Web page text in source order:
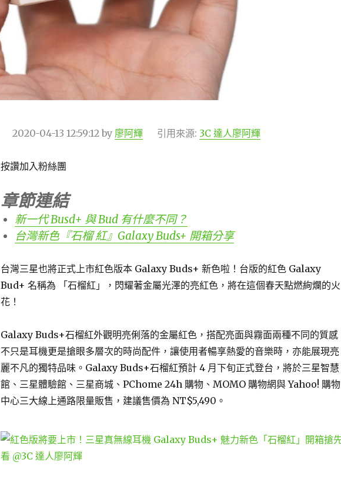
2020-04-13 12:59:12by 廖阿輝 引用來源: 3C 達人廖阿輝
按讚加入粉絲團
章節連結
新一代 Busd+ 與 Bud 有什麼不同？
台灣新色『石榴 紅』Galaxy Buds+ 開箱分享
台灣三星也將正式上市紅色版本 Galaxy Buds+ 新色啦！台版的紅色 Galaxy
Bud+ 名稱為 「石榴紅」，閃耀著金屬光澤的亮紅色，將在這個春天點燃絢爛的火
花！
Galaxy Buds+石榴紅外觀明亮俐落的金屬紅色，搭配亮面與霧面兩種不同的質感
不只是耳機更是搶眼多層次的時尚配件，讓使用者暢享熱愛的音樂時，亦能展現亮
麗不凡的獨特品味。Galaxy Buds+石榴紅預計 4 月下旬正式登台，將於三星智慧
館、三星體驗館、三星商城、PChome 24h 購物、MOMO 購物網與 Yahoo! 購物
中心三大線上通路限量販售，建議售價為 NT$5,490。